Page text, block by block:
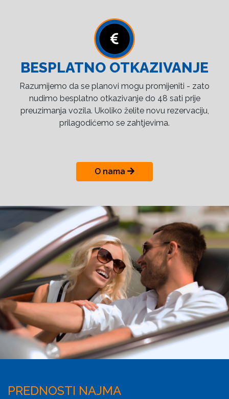
BESPLATNO OTKAZIVANJE
Razumijemo da se planovi mogu promijeniti - zato
nudimo besplatno otkazivanje do 48 sati prije
preuzimanja vozila. Ukoliko želite novu rezervaciju,
prilagodićemo se zahtjevima.
O nama
PREDNOSTI NAJMA